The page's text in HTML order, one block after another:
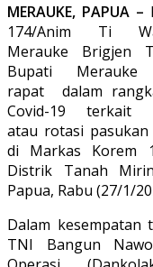
MERAUKE, PAPUA –
174/Anim Ti
Merauke Brigjen
Bupati Merauke
rapat dalam
Covid-19 terkait
atau rotasi pasukan
di Markas Korem
Distrik Tanah
Papua, Rabu (27/1/
Dalam kesempatan
TNI Bangun